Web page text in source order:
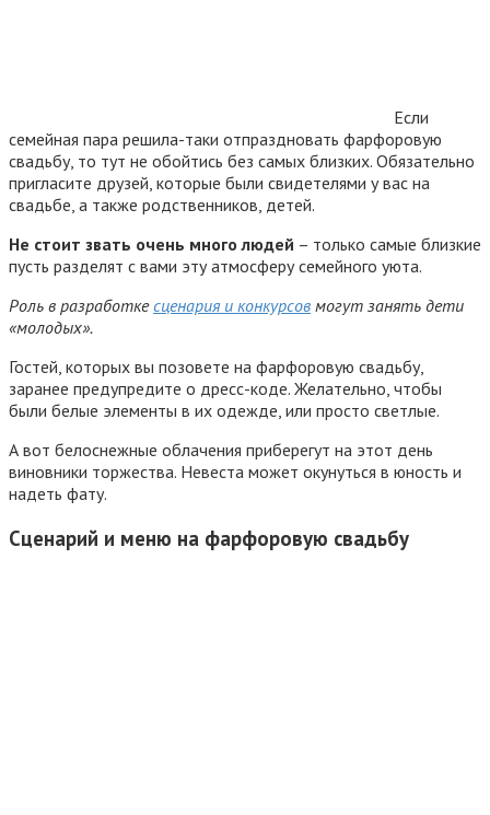
Если
семейная пара решила-таки отпраздновать фарфоровую
свадьбу, то тут не обойтись без самых близких. Обязательно
пригласите друзей, которые были свидетелями у вас на
свадьбе, а также родственников, детей.
Не стоит звать очень много людей – только самые близкие
пусть разделят с вами эту атмосферу семейного уюта.
Роль в разработкесценария и конкурсов могут занять дети
«молодых».
Гостей, которых вы позовете на фарфоровую свадьбу,
заранее предупредите о дресс-коде. Желательно, чтобы
были белые элементы в их одежде, или просто светлые.
А вот белоснежные облачения приберегут на этот день
виновники торжества. Невеста может окунуться в юность и
надеть фату.
Сценарий и меню на фарфоровую свадьбу